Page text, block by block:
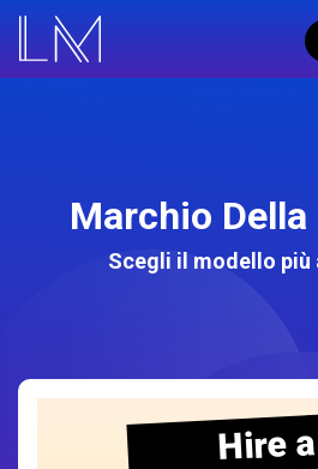
Marchio
Scegli il modello più
Hire a